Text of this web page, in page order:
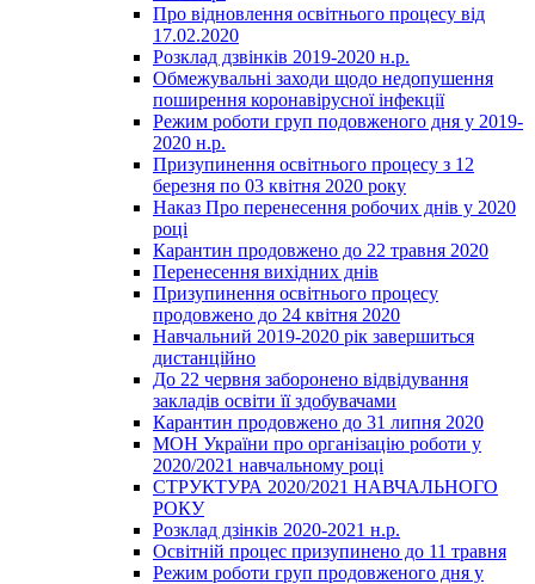
Про відновлення освітнього процесу від
17.02.2020
Розклад дзвінків 2019-2020 н.р.
Обмежувальні заходи щодо недопушення
поширення коронавірусної інфекції
Режим роботи груп подовженого дня у 2019-
2020 н.р.
Призупинення освітнього процесу з 12
березня по 03 квітня 2020 року
Наказ Про перенесення робочих днів у 2020
році
Карантин продовжено до 22 травня 2020
Перенесення вихідних днів
Призупинення освітнього процесу
продовжено до 24 квітня 2020
Навчальний 2019-2020 рік завершиться
дистанційно
До 22 червня заборонено відвідування
закладів освіти її здобувачами
Карантин продовжено до 31 липня 2020
МОН України про організацію роботи у
2020/2021 навчальному році
СТРУКТУРА 2020/2021 НАВЧАЛЬНОГО
РОКУ
Розклад дзінків 2020-2021 н.р.
Освітній процес призупинено до 11 травня
Режим роботи груп продовженого дня у